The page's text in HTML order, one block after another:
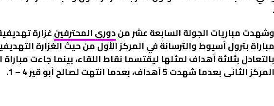
.
وشهدت مباريات الجولة السابعة عشر مندورى المحترفين
بالتعادل بثلاثة أهداف لمثلها ليقتسما نقاط اللقاء، بينما جاءت
المركز الثانى بعدما شهدت 5 أهداف، بعدما انتهت لصالح أبو قير 4 – 1
.